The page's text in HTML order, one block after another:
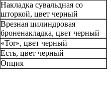
Накладка сувальдная со
шторкой, цвет черный
Врезная цилиндровая
броненакладка, цвет черный
«Tor», цвет черный
Есть, цвет черный
Опция